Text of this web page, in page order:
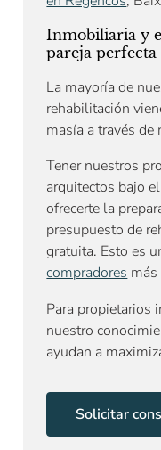
Inmobiliaria y
pareja perfecta
La mayoría de
rehabilitación
masía a través de
Tener nuestros
arquitectos bajo
ofrecerte la
presupuesto de
gratuita. Esto es
compradores
Para propietarios
nuestro
ayudan a
Solicitar